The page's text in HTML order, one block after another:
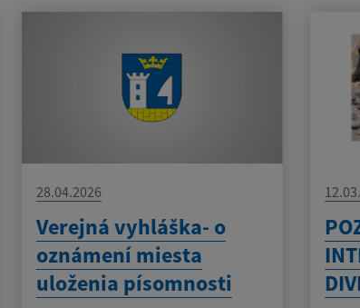
28.04.2026
Verejná vyhláška- o
oznámení miesta
uloženia písomnosti